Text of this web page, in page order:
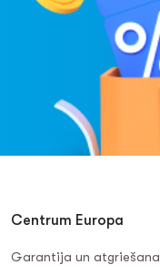
Centrum Europa
Garantija un atgriešana